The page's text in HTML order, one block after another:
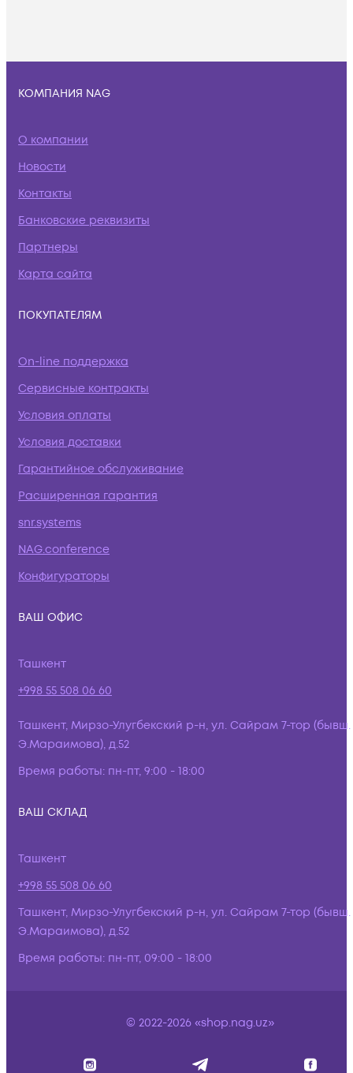
КОМПАНИЯ NAG
О компании
Новости
Контакты
Банковские реквизиты
Партнеры
Карта сайта
ПОКУПАТЕЛЯМ
On-line поддержка
Сервисные контракты
Условия оплаты
Условия доставки
Гарантийное обслуживание
Расширенная гарантия
snr.systems
NAG.conference
Конфигураторы
ВАШ ОФИС
Ташкент
+998 55 508 06 60
Ташкент, Мирзо-Улугбекский р-н, ул. Сайрам 7-тор (бывш.
Э.Мараимова), д.52
Время работы: пн-пт, 9:00 - 18:00
ВАШ СКЛАД
Ташкент
+998 55 508 06 60
Ташкент, Мирзо-Улугбекский р-н, ул. Сайрам 7-тор (бывш.
Э.Мараимова), д.52
Время работы: пн-пт, 09:00 - 18:00
© 2022-2026 «shop.nag.uz»